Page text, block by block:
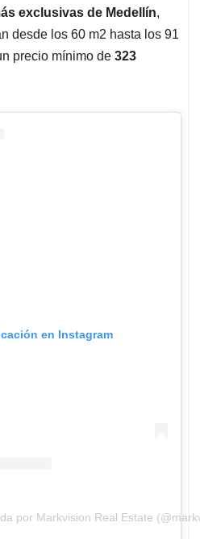
exclusivas de Medellín,
desde los 60 m2 hasta los 91
precio mínimo de 323
en Instagram
por Markvision Real Estate